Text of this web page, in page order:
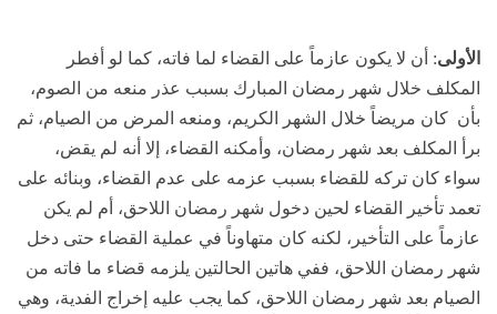
الأولى: أن لا يكون عازماً على القضاء لما فاته، كما لو أفطر
المكلف خلال شهر رمضان المبارك بسبب عذر منعه من الصوم،
بأن كان مريضاً خلال الشهر الكريم، ومنعه المرض من الصيام، ثم
برأ المكلف بعد شهر رمضان، وأمكنه القضاء، إلا أنه لم يقض،
سواء كان تركه للقضاء بسبب عزمه على عدم القضاء، وبنائه على
تعمد تأخير القضاء لحين دخول شهر رمضان اللاحق، أم لم يكن
عازماً على التأخير، لكنه كان متهاوناً في عملية القضاء حتى دخل
شهر رمضان اللاحق، ففي هاتين الحالتين يلزمه قضاء ما فاته من
الصيام بعد شهر رمضان اللاحق، كما يجب عليه إخراج الفدية، وهي